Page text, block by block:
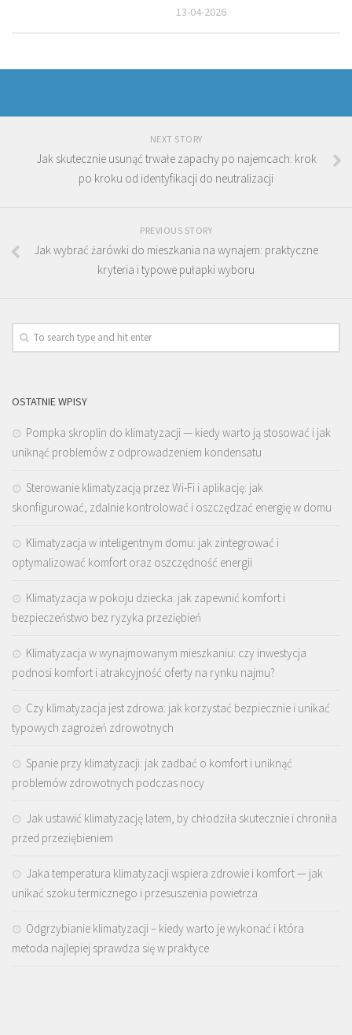
13-04-2026
NEXT STORY
Jak skutecznie usunąć trwałe zapachy po najemcach: krok
po kroku od identyfikacji do neutralizacji
PREVIOUS STORY
Jak wybrać żarówki do mieszkania na wynajem: praktyczne
kryteria i typowe pułapki wyboru
OSTATNIE WPISY
Pompka skroplin do klimatyzacji — kiedy warto ją stosować i jak
uniknąć problemów z odprowadzeniem kondensatu
Sterowanie klimatyzacją przez Wi-Fi i aplikację: jak
skonfigurować, zdalnie kontrolować i oszczędzać energię w domu
Klimatyzacja w inteligentnym domu: jak zintegrować i
optymalizować komfort oraz oszczędność energii
Klimatyzacja w pokoju dziecka: jak zapewnić komfort i
bezpieczeństwo bez ryzyka przeziębień
Klimatyzacja w wynajmowanym mieszkaniu: czy inwestycja
podnosi komfort i atrakcyjność oferty na rynku najmu?
Czy klimatyzacja jest zdrowa: jak korzystać bezpiecznie i unikać
typowych zagrożeń zdrowotnych
Spanie przy klimatyzacji: jak zadbać o komfort i uniknąć
problemów zdrowotnych podczas nocy
Jak ustawić klimatyzację latem, by chłodziła skutecznie i chroniła
przed przeziębieniem
Jaka temperatura klimatyzacji wspiera zdrowie i komfort — jak
unikać szoku termicznego i przesuszenia powietrza
Odgrzybianie klimatyzacji – kiedy warto je wykonać i która
metoda najlepiej sprawdza się w praktyce